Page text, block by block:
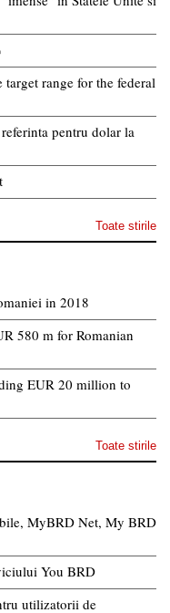
target range for the federal
pentru dolar la
Toate stirile
in 2018
580 m for Romanian
EUR 20 million to
Toate stirile
MyBRD Net, My BRD
You BRD
utilizatorii de